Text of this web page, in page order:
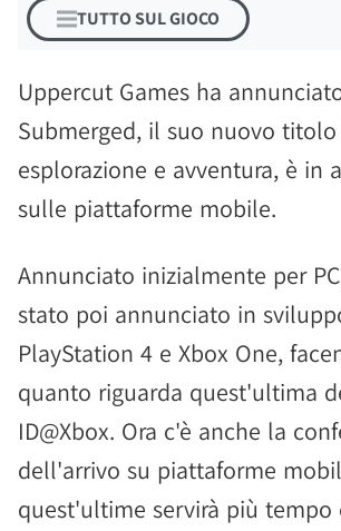
TUTTO SUL GIOCO
Uppercut Games ha
Submerged, il suo nuovo
esplorazione e avventura, è in
sulle piattaforme mobile.
Annunciato inizialmente per
stato poi annunciato in
PlayStation 4 e Xbox One,
quanto riguarda quest'ultima
ID@Xbox. Ora c'è anche la
dell'arrivo su piattaforme
quest'ultime servirà più tempo